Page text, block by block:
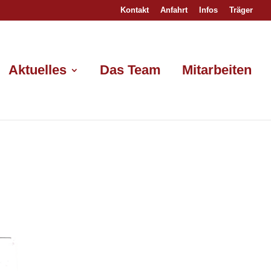
Kontakt Anfahrt Infos Träger
Aktuelles Das Team Mitarbeiten